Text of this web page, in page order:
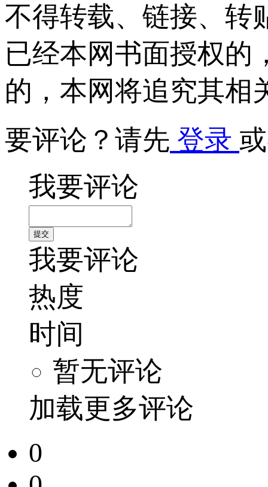
不得转载、链接、转
已经本网书面授权的
的，本网将追究其相
要评论？请先 登录
我要评论
我要评论
热度
时间
暂无评论
加载更多评论
0